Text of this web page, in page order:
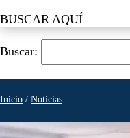
BUSCAR AQUÍ
Buscar:
Inicio / Noticias